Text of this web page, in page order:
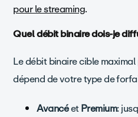
pour le streaming.
Quel débit binaire dois-je
Le débit binaire cible
dépend de votre type de
AvancéetPremium: